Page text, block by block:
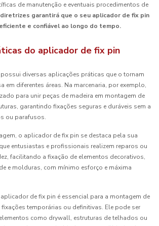
de manutenção e eventuais procedimentos de
garantirá que o seu aplicador de fix pin
e confiável ao longo do tempo.
do aplicador de fix pin
diversas aplicações práticas que o tornam
em diferentes áreas. Na marcenaria, por exemplo,
para unir peças de madeira em montagem de
garantindo fixações seguras e duráveis sem a
ou parafusos.
o aplicador de fix pin se destaca pela sua
entusiastas e profissionais realizem reparos ou
facilitando a fixação de elementos decorativos,
e molduras, com mínimo esforço e máxima
de fix pin é essencial para a montagem de
fixações temporárias ou definitivas. Ele pode ser
como drywall, estruturas de telhados ou